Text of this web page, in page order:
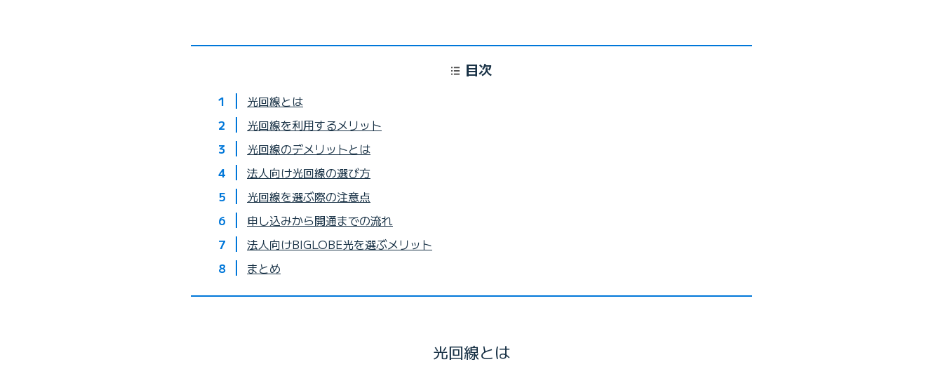
目次
光回線とは
光回線を利用するメリット
光回線のデメリットとは
法人向け光回線の選び方
光回線を選ぶ際の注意点
申し込みから開通までの流れ
法人向けBIGLOBE光を選ぶメリット
まとめ
光回線とは